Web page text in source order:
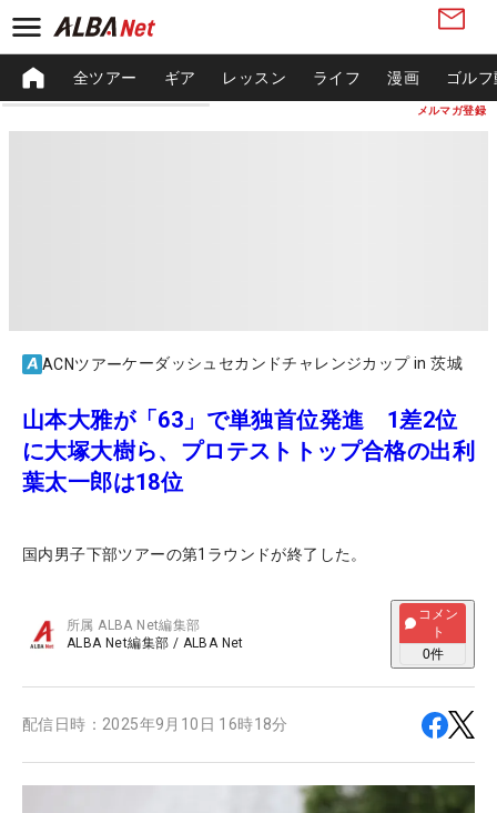
メルマガ登録
全ツアー ギア レッスン ライフ 漫画 ゴル
ACNツアーケーダッシュセカンドチャレンジカップ in 茨城
山本大雅が「63」で単独首位発進 1差2位
に大塚大樹ら、プロテストトップ合格の出利
葉太一郎は18位
国内男子下部ツアーの第1ラウンドが終了した。
所属ALBA Net編集部
ALBA Net編集部 / ALBA Net
コメン
ト
0件
配信日時： 2025年9月10日 16時18分